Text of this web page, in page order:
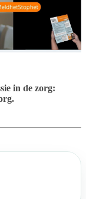
in de zorg: